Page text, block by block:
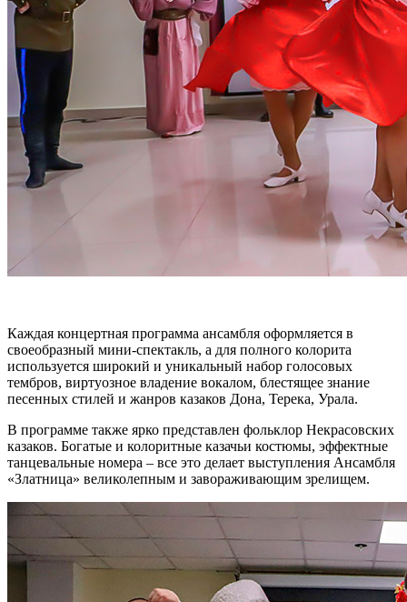
Каждая концертная программа ансамбля оформляется в
своеобразный мини-спектакль, а для полного колорита
используется широкий и уникальный набор голосовых
тембров, виртуозное владение вокалом, блестящее знание
песенных стилей и жанров казаков Дона, Терека, Урала.
В программе также ярко представлен фольклор Некрасовских
казаков. Богатые и колоритные казачьи костюмы, эффектные
танцевальные номера – все это делает выступления Ансамбля
«Златница» великолепным и завораживающим зрелищем.